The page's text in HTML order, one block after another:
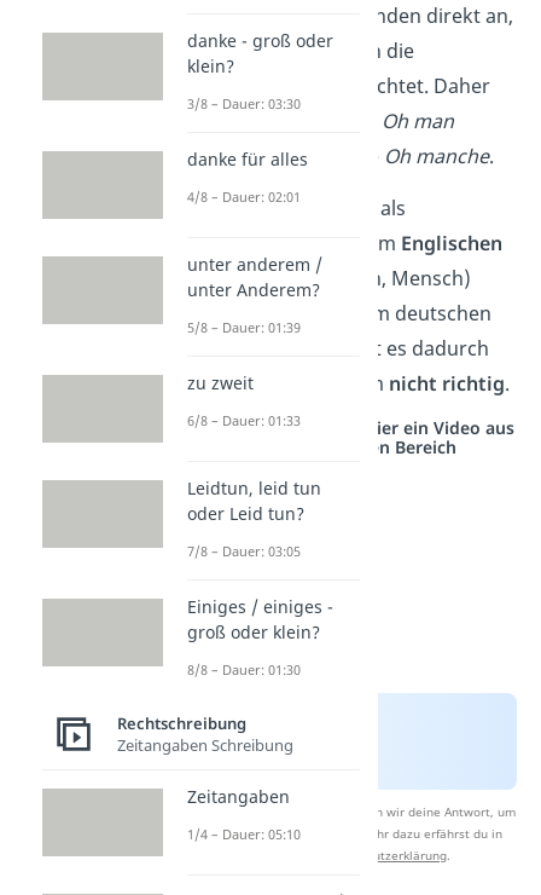
spricht niemanden direkt an,
sondern ist eher an die
gerichtet. Daher
Oh man
genausofalsch wie Oh manche.
Oh mankann auch als
Übernahme aus dem Englischen
(von „man“ = Mann, Mensch)
gesehen werden. Im deutschen
Sprachgebrauch ist es dadurch
allerdings trotzdem nicht richtig.
Studyflix vernetzt: Hier ein Video aus
einem anderen Bereich
Nach Beantwortung speichern wir deine Antwort, um
Studyflix zu verbessern. Mehr dazu erfährst du in
Datenschutzerklärung.
danke - groß oder
klein?
3/8 – Dauer: 03:30
danke für alles
4/8 – Dauer: 02:01
unter anderem /
unter Anderem?
5/8 – Dauer: 01:39
zu zweit
6/8 – Dauer: 01:33
Leidtun, leid tun
oder Leid tun?
7/8 – Dauer: 03:05
Einiges / einiges -
groß oder klein?
8/8 – Dauer: 01:30
Rechtschreibung
Zeitangaben Schreibung
Zeitangaben
1/4 – Dauer: 05:10